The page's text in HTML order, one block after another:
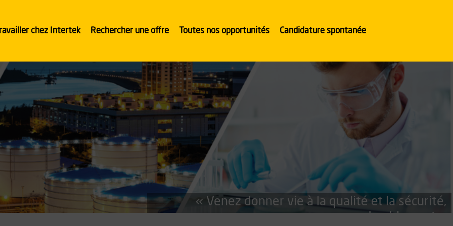
chez Intertek Rechercher une offre Toutes nos opportunités Candidature spontanée
« Venez donner vie à la qualité et la sécurité,
durablement »